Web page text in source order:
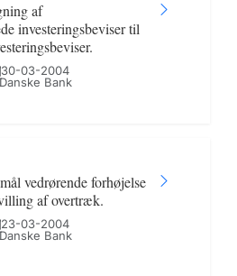
af
investeringsbeviser til
30-03-2004
Danske Bank
vedrørende forhøjelse
af overtræk.
23-03-2004
Danske Bank